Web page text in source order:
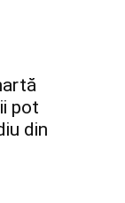
pot
din